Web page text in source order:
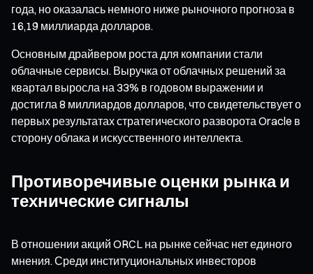
года, но оказалась немного ниже рыночного прогноза в
16,19 миллиарда долларов.
Основным драйвером роста для компании стали
облачные сервисы. Выручка от облачных решений за
квартал выросла на 33% в годовом выражении и
достигла 8 миллиардов долларов, что свидетельствует о
первых результатах стратегического разворота Oracle в
сторону облака и искусственного интеллекта.
Противоречивые оценки рынка и
технические сигналы
В отношении акций ORCL на рынке сейчас нет единого
мнения. Среди институциональных инвесторов